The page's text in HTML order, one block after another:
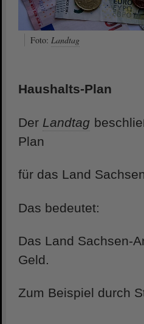
Foto: Landtag
Haushalts-Plan
Der Landtag
Plan
für das Land
Das bedeutet:
Das Land Sachsen-
Geld.
Zum Beispiel durch